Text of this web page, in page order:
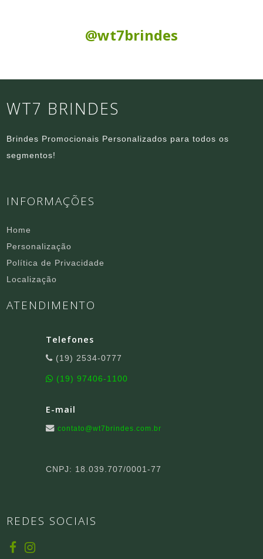
@wt7brindes
WT7 BRINDES
Brindes Promocionais Personalizados para todos os
segmentos!
INFORMAÇÕES
Home
Personalização
Política de Privacidade
Localização
ATENDIMENTO
Telefones
(19) 2534-0777
(19) 97406-1100
E-mail
contato@wt7brindes.com.br
CNPJ: 18.039.707/0001-77
REDES SOCIAIS